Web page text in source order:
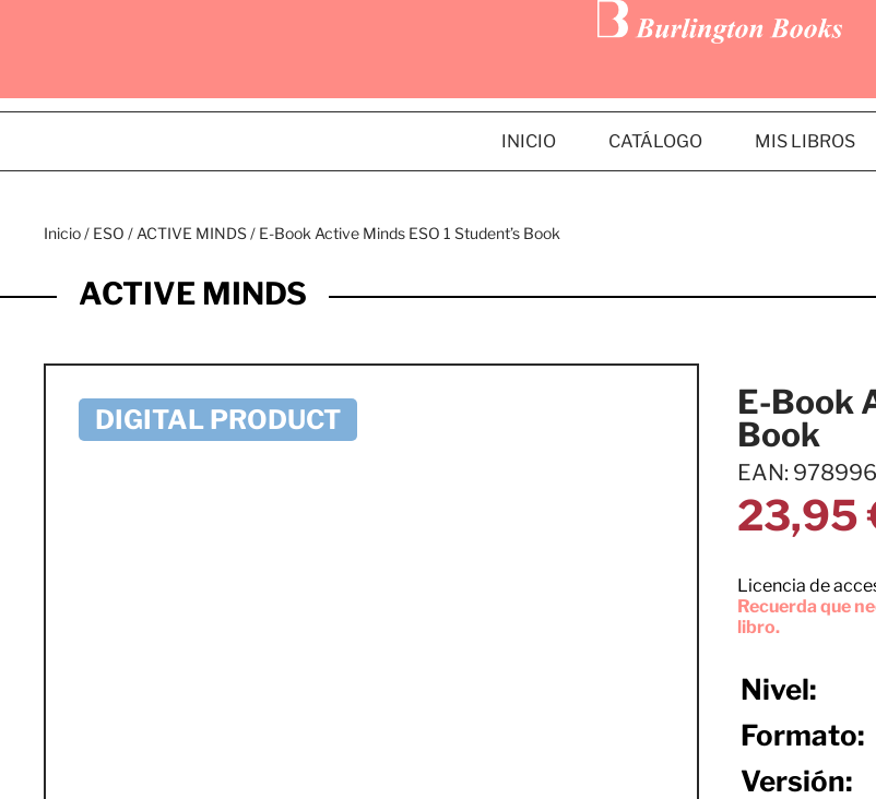
INICIO CATÁLOGO MIS LIBROS
Inicio/ ESO / ACTIVE MINDS/ E-Book Active Minds ESO 1 Student’s Book
ACTIVE MINDS
E-Book
Book
EAN:
23,95
Licencia de
Recuerda que
libro.
Nivel:
Formato:
Versión: